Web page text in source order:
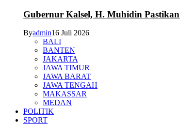
Gubernur Kalsel, H. Muhidin Pastikan
Byadmin16 Juli 2026
BALI
BANTEN
JAKARTA
JAWA TIMUR
JAWA BARAT
JAWA TENGAH
MAKASSAR
MEDAN
POLITIK
SPORT